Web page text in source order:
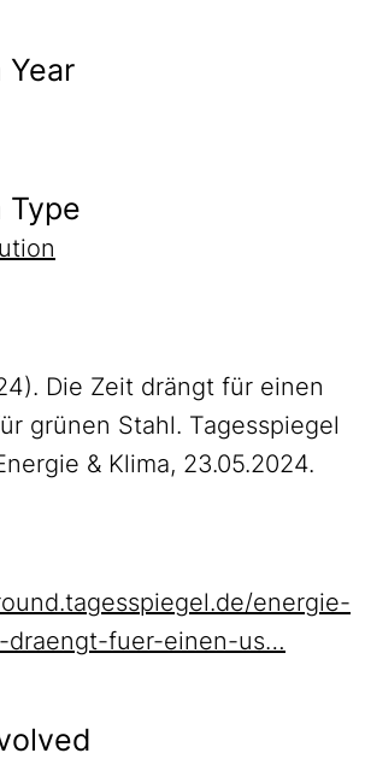
Year
Type
Die Zeit drängt für einen
grünen Stahl. Tagesspiegel
& Klima, 23.05.2024.
energie-
draengt-fuer-einen-us…